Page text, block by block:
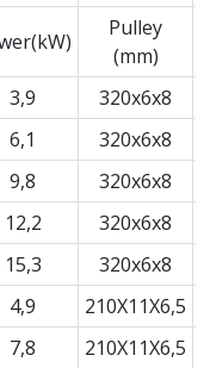
Pulley
(mm)
3,9
320x6x8
6,1
320x6x8
9,8
320x6x8
12,2
320x6x8
15,3
320x6x8
4,9
210X11X6,5
7,8
210X11X6,5